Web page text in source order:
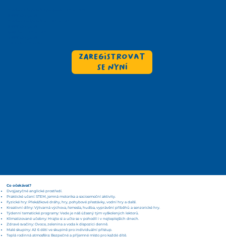
Zaregistrovat
se nyní
Co očekávat?
Dvojjazyčné anglické prostředí.
Praktické učení: STEM, jemná motorika a socioemoční aktivity.
Fyzické hry: Překážkové dráhy, hry, pohybové přestávky, vodní hry a další.
Kreativní dílny: Výtvarná výchova, řemesla, hudba, vyprávění příběhů a senzorické hry.
Týdenní tematické programy: Vede je náš úžasný tým vyškolených lektorů.
Klimatizované učebny: Hrajte si a učte se v pohodlí i v nejteplejších dnech.
Zdravé svačiny: Ovoce, zelenina a voda k dispozici denně.
Malé skupiny: Až 6 dětí ve skupině pro individuální přístup.
Teplá rodinná atmosféra: Bezpečné a příjemné místo pro každé dítě.